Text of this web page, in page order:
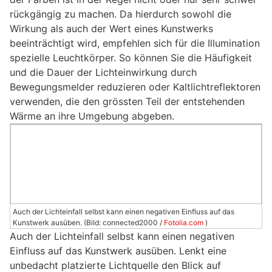
rückgängig zu machen. Da hierdurch sowohl die
Wirkung als auch der Wert eines Kunstwerks
beeinträchtigt wird, empfehlen sich für die Illumination
spezielle Leuchtkörper. So können Sie die Häufigkeit
und die Dauer der Lichteinwirkung durch
Bewegungsmelder reduzieren oder Kaltlichtreflektoren
verwenden, die den grössten Teil der entstehenden
Wärme an ihre Umgebung abgeben.
Auch der Lichteinfall selbst kann einen negativen Einfluss auf das
Kunstwerk ausüben. (Bild: connected2000 / Fotolia.com )
Auch der Lichteinfall selbst kann einen negativen
Einfluss auf das Kunstwerk ausüben. Lenkt eine
unbedacht platzierte Lichtquelle den Blick auf